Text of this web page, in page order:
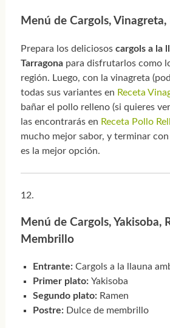
Menú de Cargols,
Prepara los deliciosos cargols a la
Tarragona para disfrutarlos como
región. Luego, con la vinagreta
todas sus variantes en Receta
bañar el pollo relleno (si quieres
las encontrarás en Receta Pollo
mucho mejor sabor, y terminar con
es la mejor opción.
Menú de Cargols, Yakisoba,
Membrillo
Entrante: Cargols a la llauna
Primer plato: Yakisoba
Segundo plato: Ramen
Postre: Dulce de membrillo